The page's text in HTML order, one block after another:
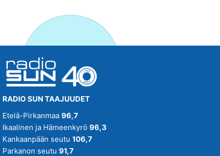
RADIO SUN TAAJUUDET
Etelä-Pirkanmaa 96,7
Ikaalinen ja Hämeenkyrö 96,3
Kankaanpään seutu 106,7
Parkanon seutu 91,7